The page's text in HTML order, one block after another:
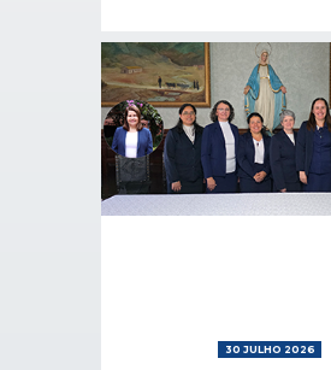
30 JULHO 2026